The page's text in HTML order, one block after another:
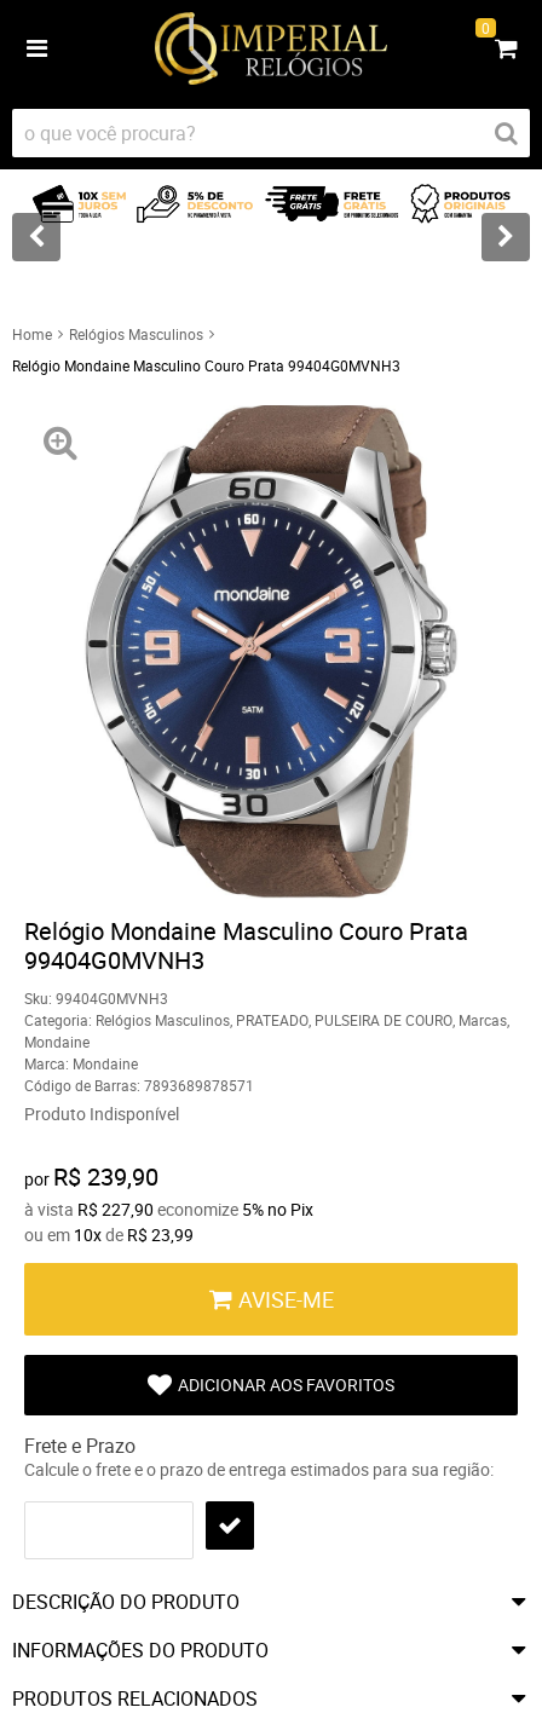
0
Home
Relógios Masculinos
Relógio Mondaine Masculino Couro Prata 99404G0MVNH3
Relógio Mondaine Masculino Couro Prata
99404G0MVNH3
Sku: 99404G0MVNH3
Categoria: Relógios Masculinos PRATEADO PULSEIRA DE COURO Marcas
Mondaine
Marca: Mondaine
Código de Barras: 7893689878571
Produto Indisponível
por R$ 239,90
à vista R$ 227,90 economize 5% no Pix
ou em 10xde R$ 23,99
AVISE-ME
ADICIONAR AOS FAVORITOS
Frete e Prazo
Calcule o frete e o prazo de entrega estimados para sua região:
DESCRIÇÃO DO PRODUTO
INFORMAÇÕES DO PRODUTO
PRODUTOS RELACIONADOS